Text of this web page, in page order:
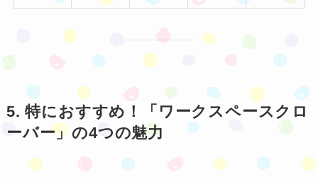
5. 特におすすめ！「ワークスペースクロ
ーバー」の4つの魅力